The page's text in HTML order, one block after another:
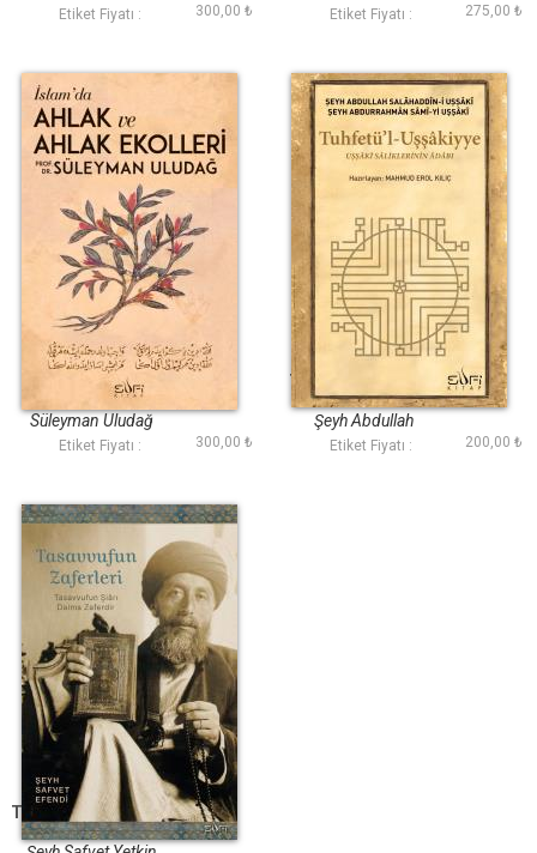
Etiket Fiyatı : 300,00 ₺ Etiket Fiyatı : 275,00 ₺
İslamda Ahlak ve
Ahlak Ekolleri
Süleyman Uludağ
Etiket Fiyatı : 300,00 ₺
Tuhfetül Uşşakiyye
Şeyh Abdullah
Salâhaddîn-i Uşşâkî,
Etiket Fiyatı : 200,00 ₺
Tasavvufun Zaferleri